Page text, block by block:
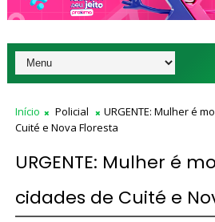
Início Policial
URGENTE: Mulher é
Cuité e Nova Floresta
URGENTE: Mulher é
cidades de Cuité e